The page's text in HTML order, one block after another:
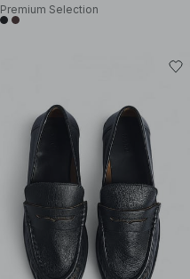
Premium Selection